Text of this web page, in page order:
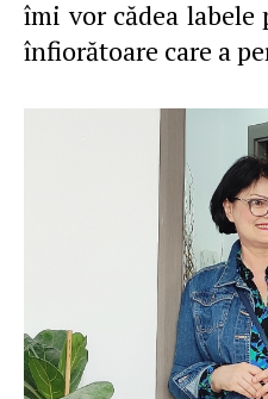
îmi vor cădea
înfiorătoare care a